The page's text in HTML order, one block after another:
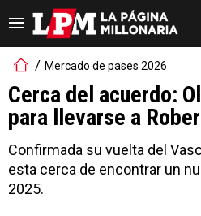
Mercado de pases 2026
Cerca del acuerdo:
para llevarse a
Confirmada su vuelta del
esta cerca de encontrar un
2025.